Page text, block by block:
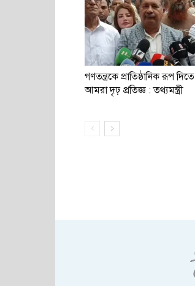
গণতন্ত্রকে প্রাতিষ্ঠানিক রূপ দিতে
আমরা দৃঢ় প্রতিজ্ঞ : তথ্যমন্ত্রী